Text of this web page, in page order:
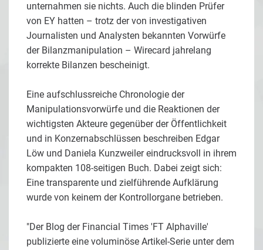
unternahmen sie nichts. Auch die blinden Prüfer
von EY hatten – trotz der von investigativen
Journalisten und Analysten bekannten Vorwürfe
der Bilanzmanipulation – Wirecard jahrelang
korrekte Bilanzen bescheinigt.
Eine aufschlussreiche Chronologie der
Manipulationsvorwürfe und die Reaktionen der
wichtigsten Akteure gegenüber der Öffentlichkeit
und in Konzernabschlüssen beschreiben Edgar
Löw und Daniela Kunzweiler eindrucksvoll in ihrem
kompakten 108-seitigen Buch. Dabei zeigt sich:
Eine transparente und zielführende Aufklärung
wurde von keinem der Kontrollorgane betrieben.
"Der Blog der Financial Times 'FT Alphaville'
publizierte eine voluminöse Artikel-Serie unter dem